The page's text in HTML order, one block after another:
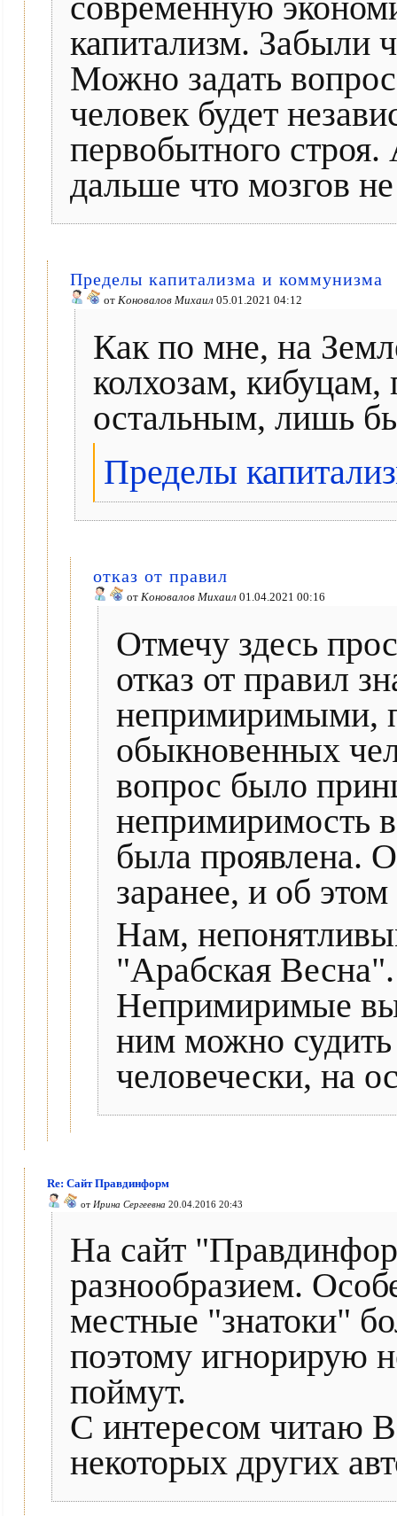
современную
капитализм. Забыли
Можно задать
человек будет
первобытного
дальше что мозгов не
Пределы капитализма и коммунизма
от Коновалов Михаил 05.01.2021 04:12
Как по мне, на
колхозам,
остальным, лишь
Пределы
отказ от правил
от Коновалов Михаил 01.04.2021 00:16
Отмечу здесь
отказ от правил
непримиримыми,
обыкновенных
вопрос было
непримиримость
была проявлена.
заранее, и об
Нам,
"Арабская
Непримиримые
ним можно
человечески, на
Re: Сайт Правдинформ
от Ирина Сергеевна 20.04.2016 20:43
На сайт
разнообразием.
местные "знатоки"
поэтому игнорирую
поймут.
С интересом читаю
некоторых других